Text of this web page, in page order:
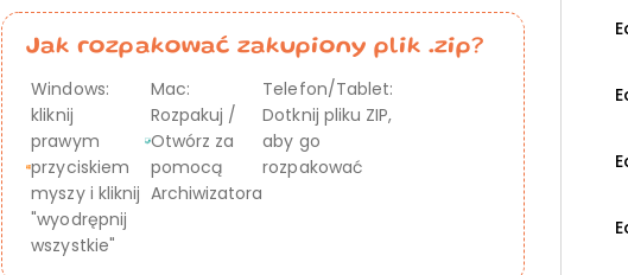
Jak rozpakować zakupiony plik .zip?
Windows:
kliknij
prawym
przyciskiem
myszy i kliknij
"wyodrępnij
wszystkie"
Mac:
Rozpakuj /
Otwórz za
pomocą
Archiwizatora
Telefon/Tablet:
Dotknij pliku ZIP,
aby go
rozpakować